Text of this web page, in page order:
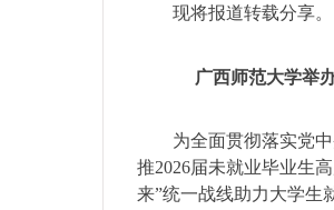
现将报道转载分享。
广西师范大学举
为全面贯彻落实党
推2026届未就业毕业生
来”统一战线助力大学生